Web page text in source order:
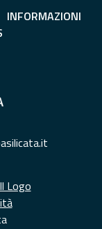
INFORMAZIONI
Il Logo